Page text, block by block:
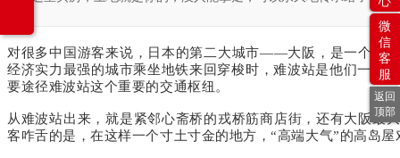
对很多中国游客来说，日本的第二大城市——大阪，是一个甚
经济实力最强的城市乘坐地铁来回穿梭时，难波站是他们一定
要途径难波站这个重要的交通枢纽。
从难波站出来，就是紧邻心斋桥的戎桥筋商店街，还有大阪最
客咋舌的是，在这样一个寸土寸金的地方，“高端大气”的高岛屋
微
信
客
服
返回
顶部